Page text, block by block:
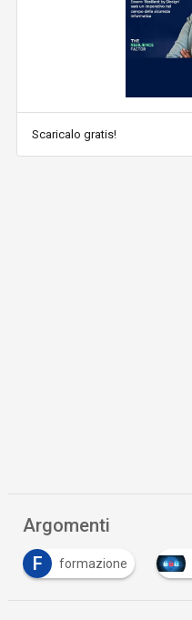
Scaricalo gratis!
Argomenti
F
formazione